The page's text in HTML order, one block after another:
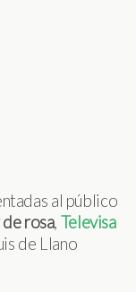
al público
rosa, Televisa
de Llano